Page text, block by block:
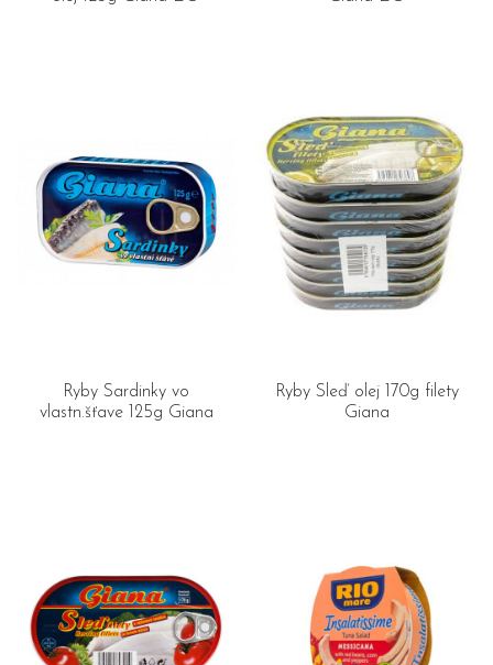
Ryby Sardinky vo
vlastn.šťave 125g Giana
Ryby Sleď olej 170g filety
Giana